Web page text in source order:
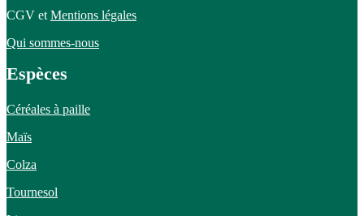
CGV et Mentions légales
Qui sommes-nous
Espèces
Céréales à paille
Maïs
Colza
Tournesol